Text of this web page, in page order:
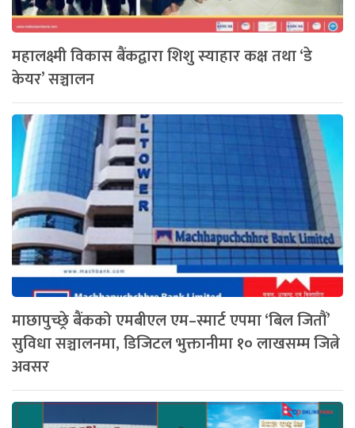
महालक्ष्मी विकास बैंकद्वारा शिशु स्याहार कक्ष तथा ‘डे
केयर’ सञ्चालन
माछापुच्छ्रे बैंकको एमबीएल एम–स्मार्ट एपमा ‘बिल जितौं’
सुविधा सञ्चालनमा, डिजिटल भुक्तानीमा १० लाखसम्म जित्ने
अवसर